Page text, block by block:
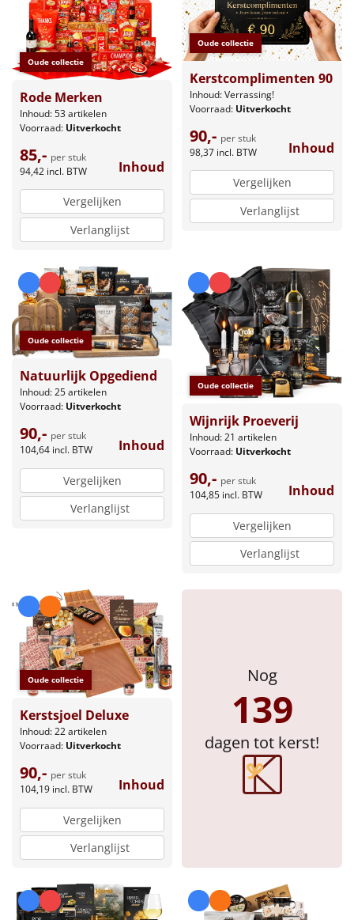
Goedkope
Uniek
Alle thema's
Hitster NIEUW
Pizzarette
Wake up light
NIEUW
Borrelplank
Warmtekussen
Slowcooker POPULAIR
Noodradio NIEUW
Deken (fleece plaid)
Alle artikelen
Personeel
Doe het zelf
Sinterklaaspakketten
Particulier
Kerstgeschenken 2026
Relatiegeschenken
Cadeaubon
Per stuk
Oude collectie
Rode Merken
Inhoud: 53 artikelen
Voorraad: Uitverkocht
85,- per stuk
94,42 incl. BTW Inhoud
Vergelijken
Verlanglijst
Oude collectie
Kerstcomplimenten 90
Inhoud: Verrassing!
Voorraad: Uitverkocht
90,- per stuk
98,37 incl. BTW Inhoud
Vergelijken
Verlanglijst
Oude collectie
Natuurlijk Opgediend
Inhoud: 25 artikelen
Voorraad: Uitverkocht
90,- per stuk
104,64 incl. BTW Inhoud
Vergelijken
Verlanglijst
Oude collectie
Wijnrijk Proeverij
Inhoud: 21 artikelen
Voorraad: Uitverkocht
90,- per stuk
104,85 incl. BTW Inhoud
Vergelijken
Verlanglijst
Oude collectie
Kerstsjoel Deluxe
Inhoud: 22 artikelen
Voorraad: Uitverkocht
90,- per stuk
104,19 incl. BTW Inhoud
Vergelijken
Verlanglijst
Nog
139
dagen tot kerst!